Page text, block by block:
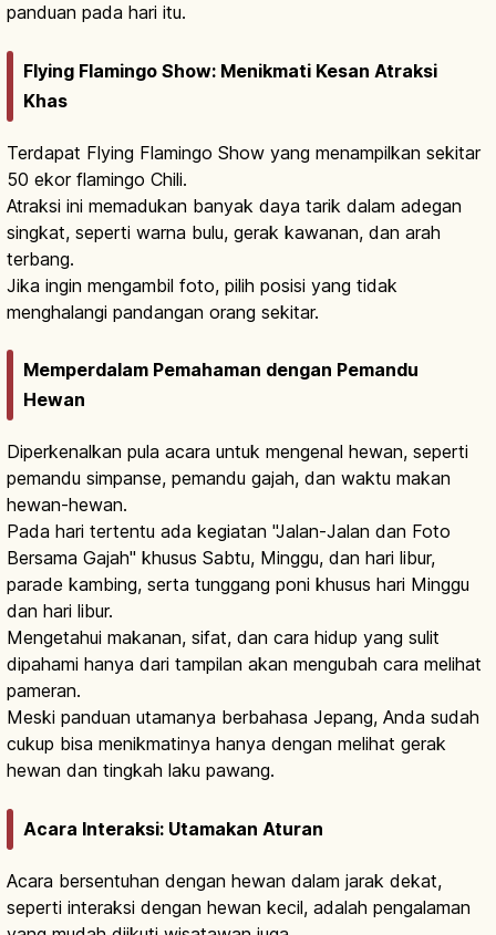
panduan pada hari itu.
Flying Flamingo Show: Menikmati Kesan Atraksi
Khas
Terdapat Flying Flamingo Show yang menampilkan sekitar
50 ekor flamingo Chili.
Atraksi ini memadukan banyak daya tarik dalam adegan
singkat, seperti warna bulu, gerak kawanan, dan arah
terbang.
Jika ingin mengambil foto, pilih posisi yang tidak
menghalangi pandangan orang sekitar.
Memperdalam Pemahaman dengan Pemandu
Hewan
Diperkenalkan pula acara untuk mengenal hewan, seperti
pemandu simpanse, pemandu gajah, dan waktu makan
hewan-hewan.
Pada hari tertentu ada kegiatan "Jalan-Jalan dan Foto
Bersama Gajah" khusus Sabtu, Minggu, dan hari libur,
parade kambing, serta tunggang poni khusus hari Minggu
dan hari libur.
Mengetahui makanan, sifat, dan cara hidup yang sulit
dipahami hanya dari tampilan akan mengubah cara melihat
pameran.
Meski panduan utamanya berbahasa Jepang, Anda sudah
cukup bisa menikmatinya hanya dengan melihat gerak
hewan dan tingkah laku pawang.
Acara Interaksi: Utamakan Aturan
Acara bersentuhan dengan hewan dalam jarak dekat,
seperti interaksi dengan hewan kecil, adalah pengalaman